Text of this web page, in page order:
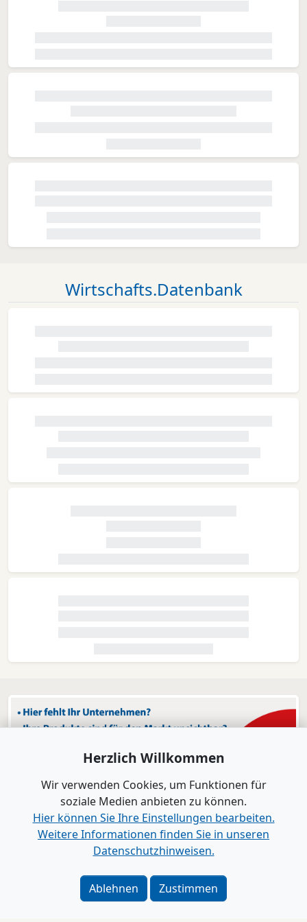
Wirtschafts.Datenbank
Herzlich Willkommen
Wir verwenden Cookies, um Funktionen für
soziale Medien anbieten zu können.
Hier können Sie Ihre Einstellungen bearbeiten.
Weitere Informationen finden Sie in unseren
Datenschutzhinweisen.
Ablehnen Zustimmen